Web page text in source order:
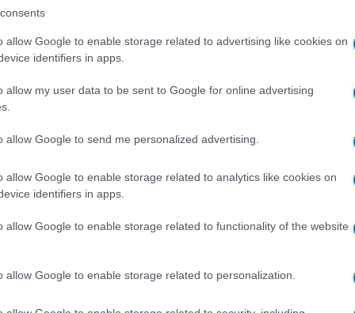
allow Google to enable storage related to advertising like cookies on
identifiers in apps.
allow my user data to be sent to Google for online advertising
allow Google to send me personalized advertising.
allow Google to enable storage related to analytics like cookies on
identifiers in apps.
allow Google to enable storage related to functionality of the website
allow Google to enable storage related to personalization.
avisés
investisseurs professionnels évaluent plusieurs
d’occupation historique
juridique des baux. Ils analysent aussi lecap
opportunités et intègrent une marge de sécurité en
d’angles réduit le risque d’une mauvaise